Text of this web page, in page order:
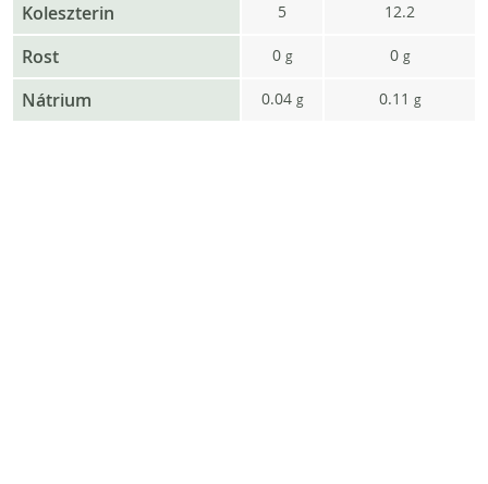
Koleszterin 5 12.2
Rost 0 g 0 g
Nátrium 0.04 g 0.11 g